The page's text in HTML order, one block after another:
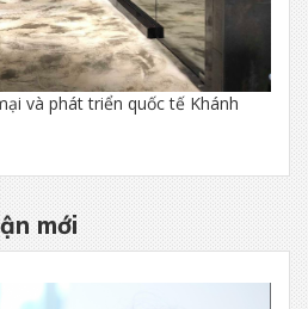
và phát triển quốc tế Khánh
mới